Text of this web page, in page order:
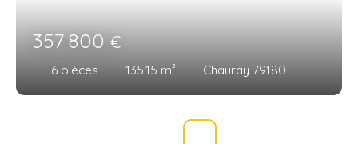
357 800€
6 pièces 135.15 m² Chauray 79180